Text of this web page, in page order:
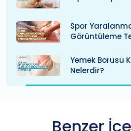
Spor
Görüntüleme
Yemek Borusu
Nelerdir?
Benzer